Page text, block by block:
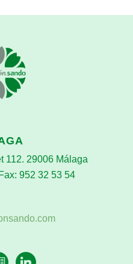
112. 29006 Málaga
952 32 53 54
linkedin